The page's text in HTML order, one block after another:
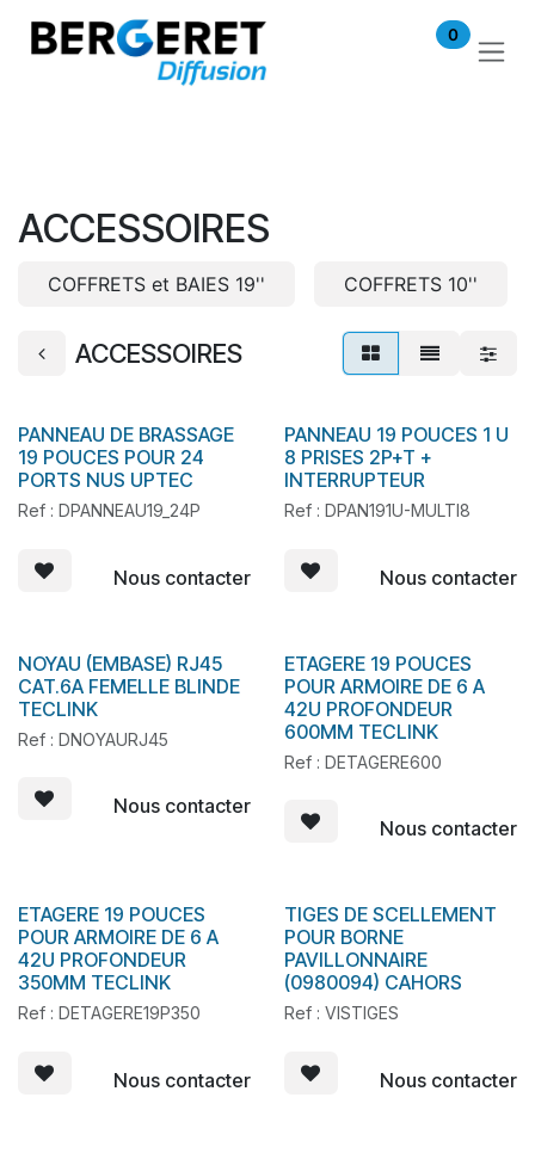
Se rendre au contenu
0
ACCESSOIRES
COFFRETS et BAIES 19'' COFFRETS 10''
ACCESSOIRES
En stock
PANNEAU DE BRASSAGE
19 POUCES POUR 24
PORTS NUS UPTEC
Ref : DPANNEAU19_24P
Nous contacter
En stock
PANNEAU 19 POUCES 1 U
8 PRISES 2P+T +
INTERRUPTEUR
Ref : DPAN191U-MULTI8
Nous contacter
NOYAU (EMBASE) RJ45
CAT.6A FEMELLE BLINDE
TECLINK
Ref : DNOYAURJ45
Nous contacter
En stock
ETAGERE 19 POUCES
POUR ARMOIRE DE 6 A
42U PROFONDEUR
600MM TECLINK
Ref : DETAGERE600
Nous contacter
ETAGERE 19 POUCES
POUR ARMOIRE DE 6 A
42U PROFONDEUR
350MM TECLINK
Ref : DETAGERE19P350
Nous contacter
TIGES DE SCELLEMENT
POUR BORNE
PAVILLONNAIRE
(0980094) CAHORS
Ref : VISTIGES
Nous contacter